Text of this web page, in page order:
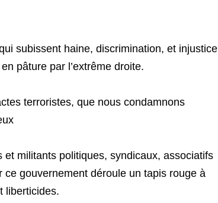
subissent haine, discrimination, et injustice
pâture par l’extrême droite.
terroristes, que nous condamnons
militants politiques, syndicaux, associatifs
gouvernement déroule un tapis rouge à
liberticides.